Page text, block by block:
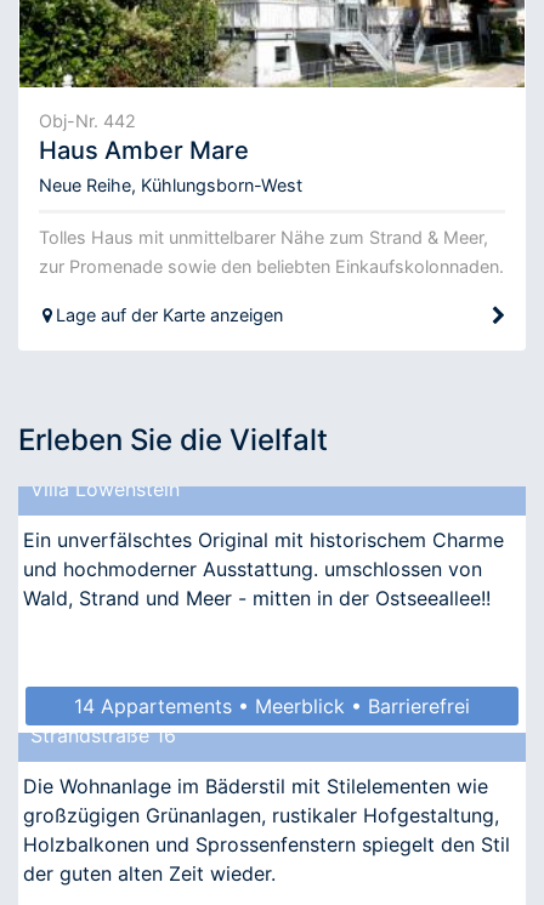
Obj-Nr. 442
Haus Amber Mare
Neue Reihe, Kühlungsborn-West
Tolles Haus mit unmittelbarer Nähe zum Strand & Meer,
zur Promenade sowie den beliebten Einkaufskolonnaden.
Lage auf der Karte anzeigen
Erleben Sie die Vielfalt
Villa Löwenstein
Ein unverfälschtes Original mit historischem Charme
und hochmoderner Ausstattung. umschlossen von
Wald, Strand und Meer - mitten in der Ostseeallee!!
14 Appartements • Meerblick • Barrierefrei
Strandstraße 16
Die Wohnanlage im Bäderstil mit Stilelementen wie
großzügigen Grünanlagen, rustikaler Hofgestaltung,
Holzbalkonen und Sprossenfenstern spiegelt den Stil
der guten alten Zeit wieder.